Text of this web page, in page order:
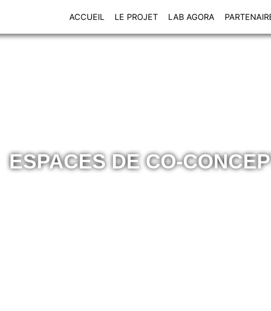
ACCUEIL LE PROJET LAB AGORA
ESPACES DE CO-